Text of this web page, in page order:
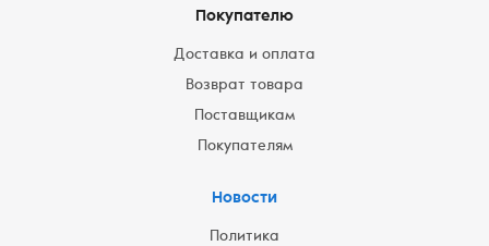
Покупателю
Доставка и оплата
Возврат товара
Поставщикам
Покупателям
Новости
Политика